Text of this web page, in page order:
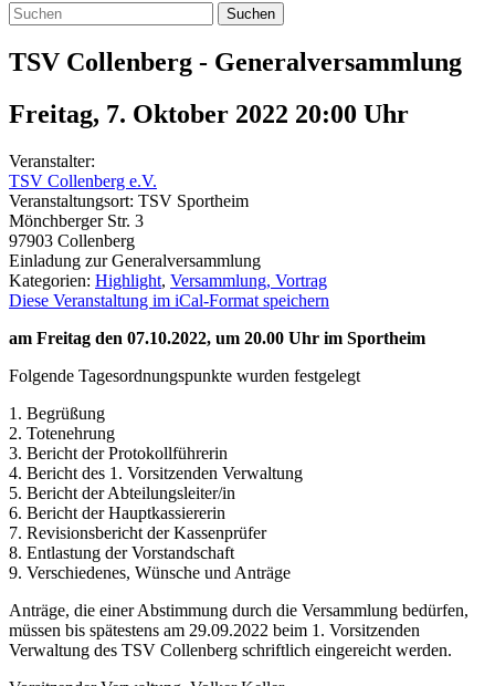
Suchen
TSV Collenberg - Generalversammlung
Freitag, 7. Oktober 2022 20:00 Uhr
Veranstalter:
TSV Collenberg e.V.
Veranstaltungsort: TSV Sportheim
Mönchberger Str. 3
97903 Collenberg
Einladung zur Generalversammlung
Kategorien: Highlight, Versammlung, Vortrag
Diese Veranstaltung im iCal-Format speichern
am Freitag den 07.10.2022, um 20.00 Uhr im Sportheim
Folgende Tagesordnungspunkte wurden festgelegt
1. Begrüßung
2. Totenehrung
3. Bericht der Protokollführerin
4. Bericht des 1. Vorsitzenden Verwaltung
5. Bericht der Abteilungsleiter/in
6. Bericht der Hauptkassiererin
7. Revisionsbericht der Kassenprüfer
8. Entlastung der Vorstandschaft
9. Verschiedenes, Wünsche und Anträge
Anträge, die einer Abstimmung durch die Versammlung bedürfen,
müssen bis spätestens am 29.09.2022 beim 1. Vorsitzenden
Verwaltung des TSV Collenberg schriftlich eingereicht werden.